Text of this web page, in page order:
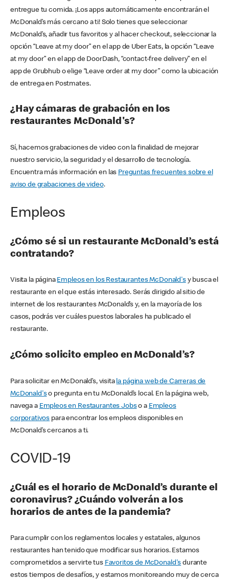
entregue tu comida. ¡Los apps automáticamente encontrarán el
McDonald’s más cercano a ti! Solo tienes que seleccionar
McDonald’s, añadir tus favoritos y al hacer checkout, seleccionar la
opción “Leave at my door” en el app de Uber Eats, la opción “Leave
at my door” en el app de DoorDash, “contact-free delivery” en el
app de Grubhub o elige “Leave order at my door” como la ubicación
de entrega en Postmates.
¿Hay cámaras de grabación en los
restaurantes McDonald's?
Sí, hacemos grabaciones de video con la finalidad de mejorar
nuestro servicio, la seguridad y el desarrollo de tecnología.
Encuentra más información en las Preguntas frecuentes sobre el
aviso de grabaciones de video.
Empleos
¿Cómo sé si un restaurante McDonald’s está
contratando?
Visita la página Empleos en los Restaurantes McDonald'sy busca el
restaurante en el que estás interesado. Serás dirigido al sitio de
internet de los restaurantes McDonald’s y, en la mayoría de los
casos, podrás ver cuáles puestos laborales ha publicado el
restaurante.
¿Cómo solicito empleo en McDonald’s?
Para solicitar en McDonald’s, visita la página web de Carreras de
McDonald'so pregunta en tu McDonald’s local. En la página web,
navega a Empleos en Restaurantes Jobso a Empleos
corporativos para encontrar los empleos disponibles en
McDonald’s cercanos a ti.
COVID-19
¿Cuál es el horario de McDonald’s durante el
coronavirus? ¿Cuándo volverán a los
horarios de antes de la pandemia?
Para cumplir con los reglamentos locales y estatales, algunos
restaurantes han tenido que modificar sus horarios. Estamos
comprometidos a servirte tus Favoritos de McDonald's durante
estos tiempos de desafíos, y estamos monitoreando muy de cerca